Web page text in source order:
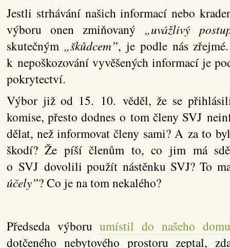
Jestli strhávání našich informací nebo
výboru onen zmiňovaný „uvážlivý
skutečným „škůdcem”, je podle nás
k nepoškozování vyvěšených informací je
pokrytectví.
Výbor již od 15. 10. věděl, že se
komise, přesto dodnes o tom členy SVJ
dělat, než informovat členy sami? A za to
škodí? Že píší členům to, co jim má
o SVJ dovolili použít nástěnku SVJ? To
účely”? Co je na tom nekalého?
Předseda výboruumístil do našeho
dotčeného nebytového prostoru zeptal,